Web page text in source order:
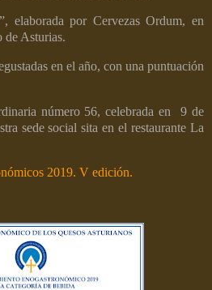
elaborada por Cervezas Ordum, en
de Asturias.
en el año, con una puntuación
número 56, celebrada en
9 de
sede social sita en el restaurante La
2019. V edición.